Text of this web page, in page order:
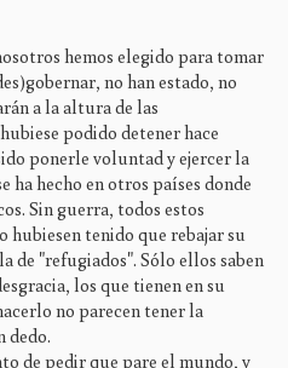
hemos elegido para tomar
no han estado, no
a la altura de las
podido detener hace
ponerle voluntad y ejercer la
ha hecho en otros países donde
Sin guerra, todos estos
hubiesen tenido que rebajar su
de "refugiados". Sólo ellos saben
los que tienen en su
no parecen tener la
dedo.
de pedir que pare el mundo, y